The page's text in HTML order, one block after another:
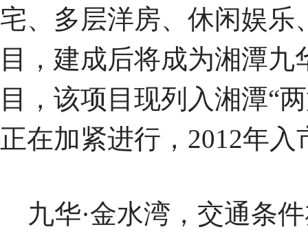
宅、多层洋房、休闲娱乐
目，建成后将成为湘潭
目，该项目现列入湘潭“
正在加紧进行，2012年入
九华·金水湾，交通条